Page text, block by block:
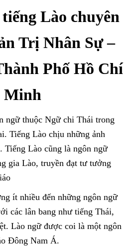
Lào chuyên
Trị Nhân Sự –
Phố Hồ Chí
Minh
ngữ thuộc Ngữ chi Thái trong
Tiếng Lào chịu những ảnh
Tiếng Lào cũng là ngôn ngữ
gia Lào, truyền đạt tư tưởng
ít nhiều đến những ngôn ngữ
các lân bang như tiếng Thái,
Lào ngữ được coi là một ngôn
Đông Nam Á.